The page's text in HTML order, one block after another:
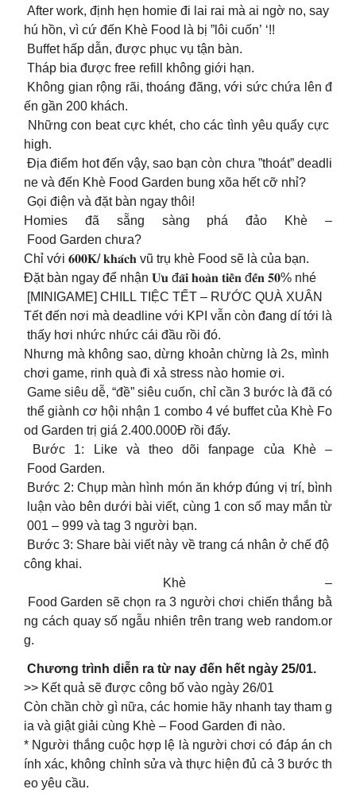
After work, định hẹn homie đi lai rai mà ai ngờ no, say
hú hồn, vì cứ đến Khè Food là bị ”lôi cuốn’ ‘!!
Buffet hấp dẫn, được phục vụ tận bàn.
Tháp bia được free refill không giới hạn.
Không gian rộng rãi, thoáng đãng, với sức chứa lên đ
ến gần 200 khách.
Những con beat cực khét, cho các tình yêu quẩy cực
high.
Địa điểm hot đến vậy, sao bạn còn chưa ”thoát” deadli
ne và đến Khè Food Garden bung xõa hết cỡ nhỉ?
️ Gọi điện và đặt bàn ngay thôi!
Homies đã sẵng sàng phá đảo Khè –
Food Garden chưa?
Chỉ với 𝟔𝟎𝟎𝐊/ 𝐤𝐡𝐚́𝐜𝐡 vũ trụ khè Food sẽ là của bạn.
Đặt bàn ngay để nhận 𝐔̛𝐮 đ𝐚̃𝐢 𝐡𝐨𝐚̀𝐧 𝐭𝐢𝐞̂̀𝐧 đ𝐞̂́𝐧 𝟓𝟎% nhé
[MINIGAME] CHILL TIỆC TẾT – RƯỚC QUÀ XUÂN
Tết đến nơi mà deadline với KPI vẫn còn đang dí tới là
thấy hơi nhức nhức cái đầu rồi đó.
Nhưng mà không sao, dừng khoản chừng là 2s, mình
chơi game, rinh quà đi xả stress nào homie ơi.
Game siêu dễ, “đề” siêu cuốn, chỉ cần 3 bước là đã có
thể giành cơ hội nhận 1 combo 4 vé buffet của Khè Fo
od Garden trị giá 2.400.000Đ rồi đấy.
Bước 1: Like và theo dõi fanpage của Khè –
Food Garden.
Bước 2: Chụp màn hình món ăn khớp đúng vị trí, bình
luận vào bên dưới bài viết, cùng 1 con số may mắn từ
001 – 999 và tag 3 người bạn.
Bước 3: Share bài viết này về trang cá nhân ở chế độ
công khai.
Khè –
Food Garden sẽ chọn ra 3 người chơi chiến thắng bằ
ng cách quay số ngẫu nhiên trên trang web random.or
g.
Chương trình diễn ra từ nay đến hết ngày 25/01.
>> Kết quả sẽ được công bố vào ngày 26/01
Còn chần chờ gì nữa, các homie hãy nhanh tay tham g
ia và giật giải cùng Khè – Food Garden đi nào.
* Người thắng cuộc hợp lệ là người chơi có đáp án ch
ính xác, không chỉnh sửa và thực hiện đủ cả 3 bước th
eo yêu cầu.